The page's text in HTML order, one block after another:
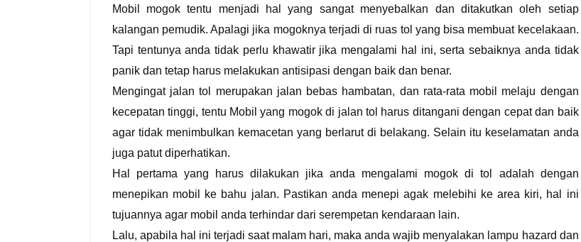
Mobil mogok tentu menjadi hal yang sangat menyebalkan dan ditakutkan oleh setiap
kalangan pemudik. Apalagi jika mogoknya terjadi di ruas tol yang bisa membuat kecelakaan.
Tapi tentunya anda tidak perlu khawatir jika mengalami hal ini, serta sebaiknya anda tidak
panik dan tetap harus melakukan antisipasi dengan baik dan benar.
Mengingat jalan tol merupakan jalan bebas hambatan, dan rata-rata mobil melaju dengan
kecepatan tinggi, tentu Mobil yang mogok di jalan tol harus ditangani dengan cepat dan baik
agar tidak menimbulkan kemacetan yang berlarut di belakang. Selain itu keselamatan anda
juga patut diperhatikan.
Hal pertama yang harus dilakukan jika anda mengalami mogok di tol adalah dengan
menepikan mobil ke bahu jalan. Pastikan anda menepi agak melebihi ke area kiri, hal ini
tujuannya agar mobil anda terhindar dari serempetan kendaraan lain.
Lalu, apabila hal ini terjadi saat malam hari, maka anda wajib menyalakan lampu hazard dan